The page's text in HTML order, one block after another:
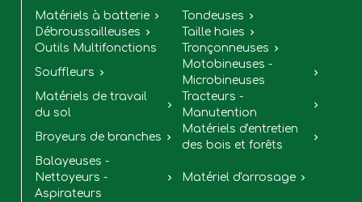
Matériels à batterie  Tondeuses 
Débroussailleuses  Taille haies 
Outils Multifonctions Tronçonneuses 
Souffleurs 
Motobineuses -
Microbineuses

Matériels de travail
du sol

Tracteurs -
Manutention

Broyeurs de branches 
Matériels d'entretien
des bois et forêts

Balayeuses -
Nettoyeurs -
Aspirateurs
 Matériel d'arrosage 